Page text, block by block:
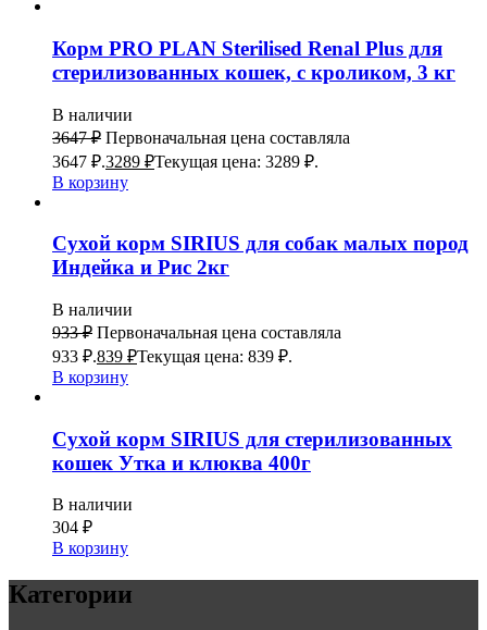
Корм PRO PLAN Sterilised Renal Plus для
стерилизованных кошек, с кроликом, 3 кг
В наличии
3647₽ Первоначальная цена составляла
3647 ₽.3289 ₽Текущая цена: 3289 ₽.
В корзину
Сухой корм SIRIUS для собак малых пород
Индейка и Рис 2кг
В наличии
933₽ Первоначальная цена составляла
933 ₽.839 ₽Текущая цена: 839 ₽.
В корзину
Сухой корм SIRIUS для стерилизованных
кошек Утка и клюква 400г
В наличии
304 ₽
В корзину
Категории